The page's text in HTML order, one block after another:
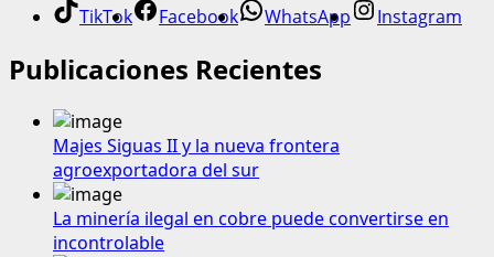
TikTok Facebook WhatsApp Instagram
Publicaciones Recientes
Majes Siguas II y la nueva frontera
agroexportadora del sur
La minería ilegal en cobre puede convertirse en
incontrolable